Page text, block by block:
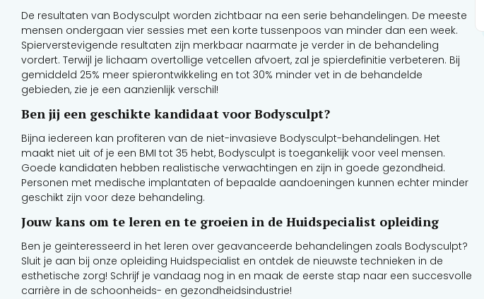
De resultaten van Bodysculpt worden zichtbaar na een serie behandelingen. De meeste
mensen ondergaan vier sessies met een korte tussenpoos van minder dan een week.
Spierverstevigende resultaten zijn merkbaar naarmate je verder in de behandeling
vordert. Terwijl je lichaam overtollige vetcellen afvoert, zal je spierdefinitie verbeteren. Bij
gemiddeld 25% meer spierontwikkeling en tot 30% minder vet in de behandelde
gebieden, zie je een aanzienlijk verschil!
Ben jij een geschikte kandidaat voor Bodysculpt?
Bijna iedereen kan profiteren van de niet-invasieve Bodysculpt-behandelingen. Het
maakt niet uit of je een BMI tot 35 hebt, Bodysculpt is toegankelijk voor veel mensen.
Goede kandidaten hebben realistische verwachtingen en zijn in goede gezondheid.
Personen met medische implantaten of bepaalde aandoeningen kunnen echter minder
geschikt zijn voor deze behandeling.
Jouw kans om te leren en te groeien in de Huidspecialist opleiding
Ben je geïnteresseerd in het leren over geavanceerde behandelingen zoals Bodysculpt?
Sluit je aan bij onze opleiding Huidspecialist en ontdek de nieuwste technieken in de
esthetische zorg! Schrijf je vandaag nog in en maak de eerste stap naar een succesvolle
carrière in de schoonheids- en gezondheidsindustrie!